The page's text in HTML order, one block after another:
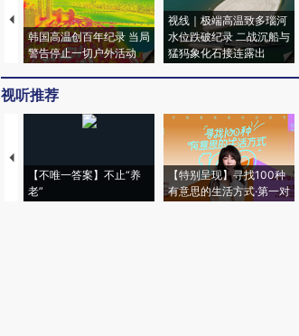
韩国高温创百年纪录 当局
警告停止一切户外活动
视线｜极端高温致多瑙河
水位跌破纪录 二战沉船与
猛犸象化石接连露出
视听推荐
【不唯一答案】不止“养
老”
【特别呈现】寻找100种
有意思的生活方式·第一对